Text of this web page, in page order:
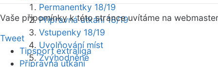
Permanentky 18/19
Přípravná utkání 18/19
Vstupenky 18/19
Uvolňování míst
Zvýhodněné
Vaše připomínky k této stránce uvítáme na webmaster
Tweet
Tipsport extraliga
Přípravná utkání